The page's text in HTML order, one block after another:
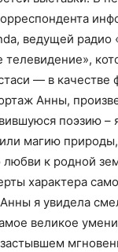
ведущей радио
телевидение»,
— в качестве
Анны,
поэзию –
магию
любви к родной
характера
я увидела
великое